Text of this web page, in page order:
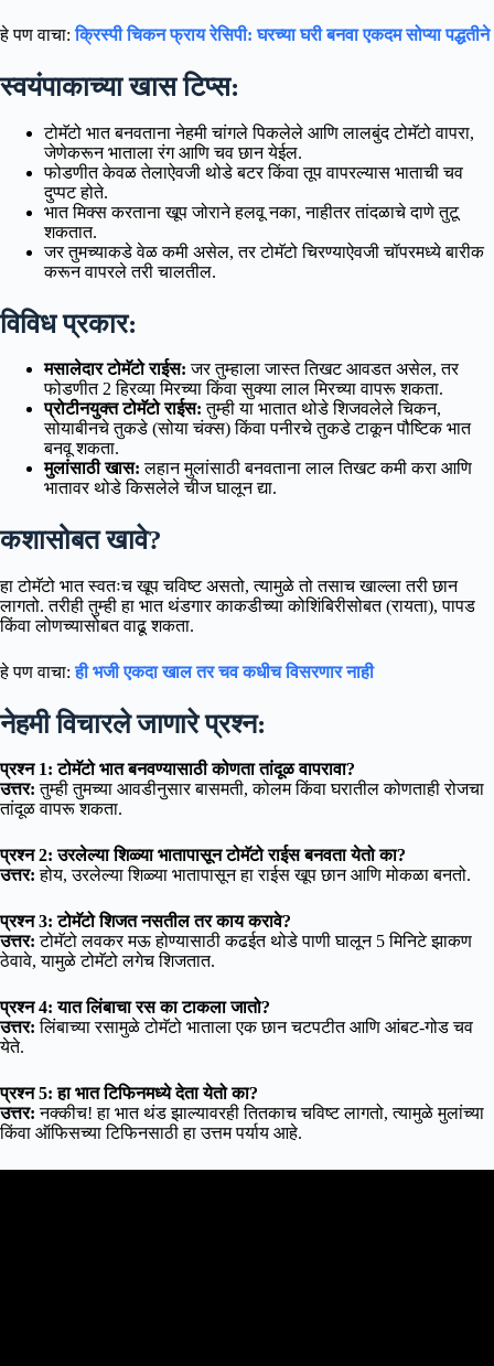
हे पण वाचा:क्रिस्पी चिकन फ्राय रेसिपी: घरच्या घरी बनवा एकदम सोप्या पद्धतीने
स्वयंपाकाच्या खास टिप्स:
टोमॅटो भात बनवताना नेहमी चांगले पिकलेले आणि लालबुंद टोमॅटो वापरा,
जेणेकरून भाताला रंग आणि चव छान येईल.
फोडणीत केवळ तेलाऐवजी थोडे बटर किंवा तूप वापरल्यास भाताची चव
दुप्पट होते.
भात मिक्स करताना खूप जोराने हलवू नका, नाहीतर तांदळाचे दाणे तुटू
शकतात.
जर तुमच्याकडे वेळ कमी असेल, तर टोमॅटो चिरण्याऐवजी चॉपरमध्ये बारीक
करून वापरले तरी चालतील.
विविध प्रकार:
मसालेदार टोमॅटो राईस: जर तुम्हाला जास्त तिखट आवडत असेल, तर
फोडणीत 2 हिरव्या मिरच्या किंवा सुक्या लाल मिरच्या वापरू शकता.
प्रोटीनयुक्त टोमॅटो राईस: तुम्ही या भातात थोडे शिजवलेले चिकन,
सोयाबीनचे तुकडे (सोया चंक्स) किंवा पनीरचे तुकडे टाकून पौष्टिक भात
बनवू शकता.
मुलांसाठी खास: लहान मुलांसाठी बनवताना लाल तिखट कमी करा आणि
भातावर थोडे किसलेले चीज घालून द्या.
कशासोबत खावे?
हा टोमॅटो भात स्वतःच खूप चविष्ट असतो, त्यामुळे तो तसाच खाल्ला तरी छान
लागतो. तरीही तुम्ही हा भात थंडगार काकडीच्या कोशिंबिरीसोबत (रायता), पापड
किंवा लोणच्यासोबत वाढू शकता.
हे पण वाचा:ही भजी एकदा खाल तर चव कधीच विसरणार नाही
नेहमी विचारले जाणारे प्रश्न:
प्रश्न 1: टोमॅटो भात बनवण्यासाठी कोणता तांदूळ वापरावा?
उत्तर: तुम्ही तुमच्या आवडीनुसार बासमती, कोलम किंवा घरातील कोणताही रोजचा
तांदूळ वापरू शकता.
प्रश्न 2: उरलेल्या शिळ्या भातापासून टोमॅटो राईस बनवता येतो का?
उत्तर: होय, उरलेल्या शिळ्या भातापासून हा राईस खूप छान आणि मोकळा बनतो.
प्रश्न 3: टोमॅटो शिजत नसतील तर काय करावे?
उत्तर: टोमॅटो लवकर मऊ होण्यासाठी कढईत थोडे पाणी घालून 5 मिनिटे झाकण
ठेवावे, यामुळे टोमॅटो लगेच शिजतात.
प्रश्न 4: यात लिंबाचा रस का टाकला जातो?
उत्तर: लिंबाच्या रसामुळे टोमॅटो भाताला एक छान चटपटीत आणि आंबट-गोड चव
येते.
प्रश्न 5: हा भात टिफिनमध्ये देता येतो का?
उत्तर: नक्कीच! हा भात थंड झाल्यावरही तितकाच चविष्ट लागतो, त्यामुळे मुलांच्या
किंवा ऑफिसच्या टिफिनसाठी हा उत्तम पर्याय आहे.